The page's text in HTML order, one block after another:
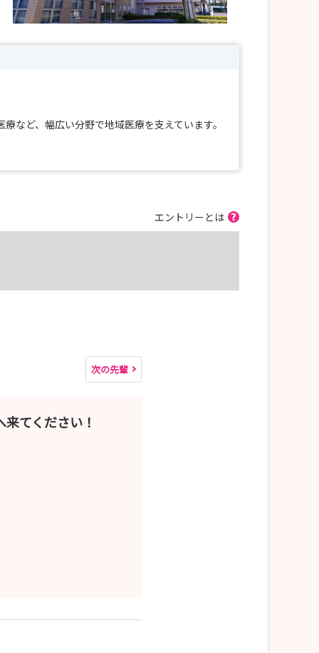
など、幅広い分野で地域医療を支えています。
チーム医療についてお伝えしています。
けます！
エントリーとは
次の先輩
てください！